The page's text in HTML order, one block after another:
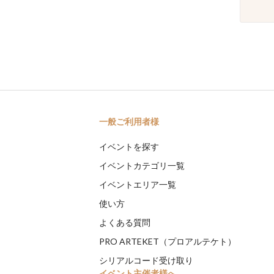
一般ご利用者様
イベントを探す
イベントカテゴリ一覧
イベントエリア一覧
使い方
よくある質問
PRO ARTEKET（プロアルテケト）
シリアルコード受け取り